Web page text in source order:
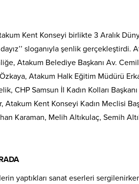
Kent Konseyi birlikte 3 Aralık
sloganıyla şenlik
Atakum Belediye Başkanı Av.
Atakum Halk Eğitim Müdürü
CHP Samsun İl Kadın Kolları
Atakum Kent Konseyi Kadın Meclisi
Karaman, Melih Altıkulaç, Semih
yaptıkları sanat eserleri